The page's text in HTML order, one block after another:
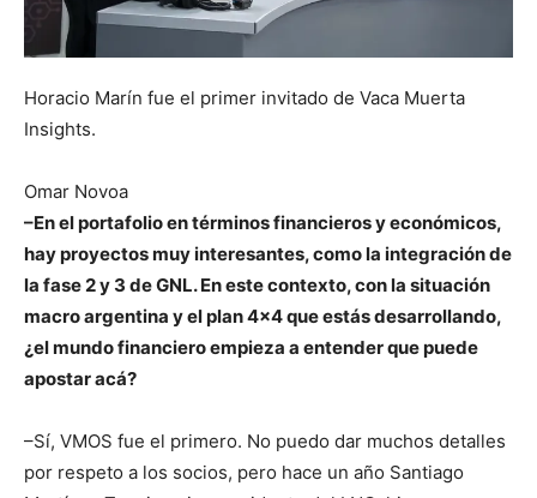
Horacio Marín fue el primer invitado de Vaca Muerta
Insights.
Omar Novoa
–En el portafolio en términos financieros y económicos,
hay proyectos muy interesantes, como la integración de
la fase 2 y 3 de GNL. En este contexto, con la situación
macro argentina y el plan 4×4 que estás desarrollando,
¿el mundo financiero empieza a entender que puede
apostar acá?
–Sí, VMOS fue el primero. No puedo dar muchos detalles
por respeto a los socios, pero hace un año Santiago